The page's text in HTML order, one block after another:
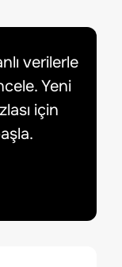
verilerle
Yeni
için